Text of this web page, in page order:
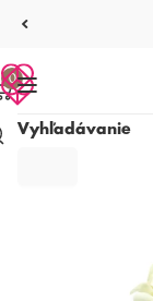
Vyhľadávanie
0